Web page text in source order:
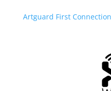
Artguard First